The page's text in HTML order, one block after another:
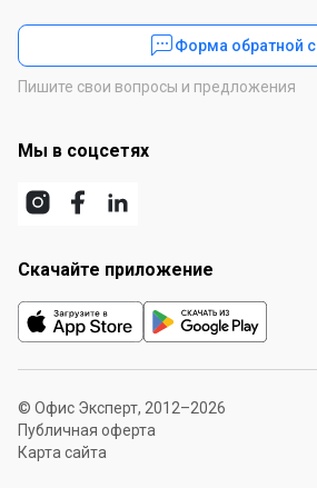
Форма обратной
Пишите свои вопросы и предложения
Мы в соцсетях
Скачайте приложение
© Офис Эксперт, 2012–2026
Публичная оферта
Карта сайта